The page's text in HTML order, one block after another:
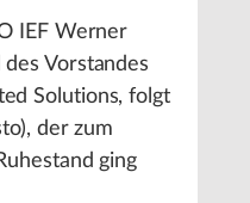
IEF Werner
Vorstandes
Solutions, folgt
der zum
ging